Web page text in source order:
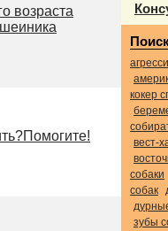
возраста
кокер
вест-
собаки
собак
зубы